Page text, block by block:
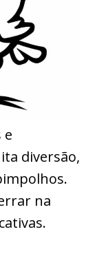
e
diversão,
na